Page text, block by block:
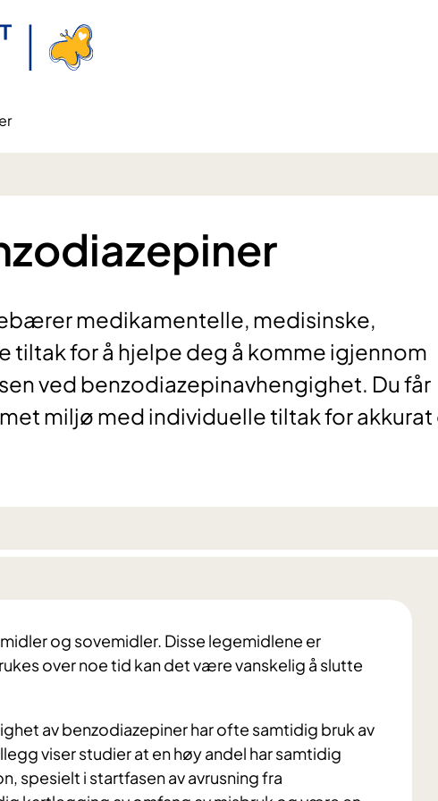
medikamentelle, medisinske,
tiltak for å hjelpe deg å komme igjennom
ved benzodiazepinavhengighet. Du får
miljø med individuelle tiltak for akkurat
og sovemidler. Disse legemidlene er
over noe tid kan det være vanskelig å slutte
av benzodiazepiner har ofte samtidig bruk av
viser studier at en høy andel har samtidig
spesielt i startfasen av avrusning fra